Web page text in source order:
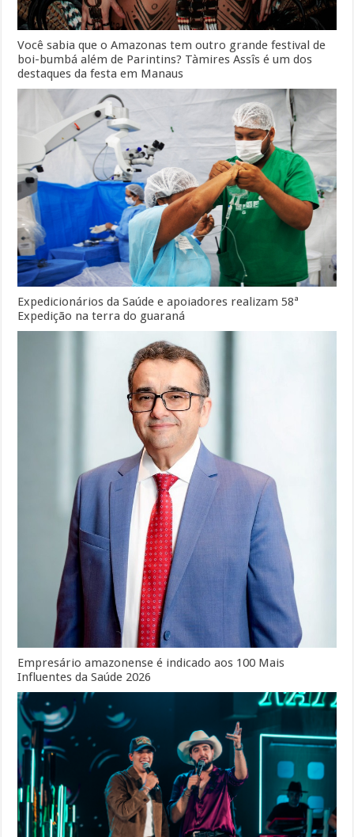
Você sabia que o Amazonas tem outro grande festival de
boi-bumbá além de Parintins? Tàmires Assîs é um dos
destaques da festa em Manaus
Expedicionários da Saúde e apoiadores realizam 58ª
Expedição na terra do guaraná
Empresário amazonense é indicado aos 100 Mais
Influentes da Saúde 2026